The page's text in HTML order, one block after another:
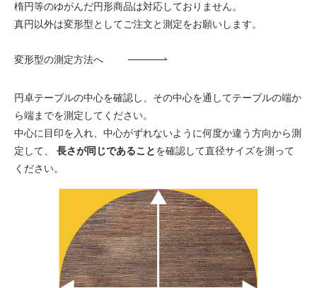
楕円等のゆがんだ円形商品は対応しておりません。
真円以外は変形型としてご注文と測定をお願いします。
変形型の測定方法へ
円卓テーブルの中心を確認し、その中心を通してテーブルの端か
ら端までを測定してください。
中心に目印を入れ、中心がずれないように何度か違う方向から測
定して、長さが同じであることを確認して直径サイズを測って
ください。